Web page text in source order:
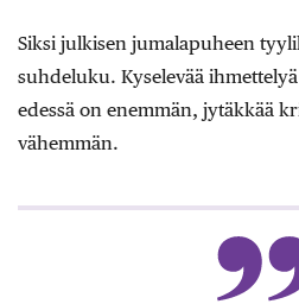
Siksi julkisen jumalapuheen
suhdeluku. Kyselevää
edessä on enemmän, jytäkkää
vähemmän.